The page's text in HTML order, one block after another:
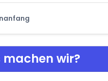
machen wir?